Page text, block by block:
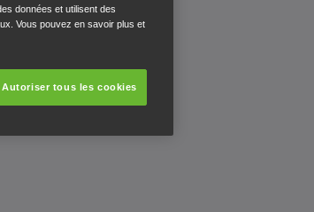
données et utilisent des
Vous pouvez en savoir plus et
Autoriser tous les cookies